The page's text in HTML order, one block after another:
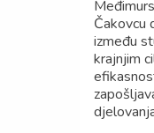
Čakovcu
između
krajnjim